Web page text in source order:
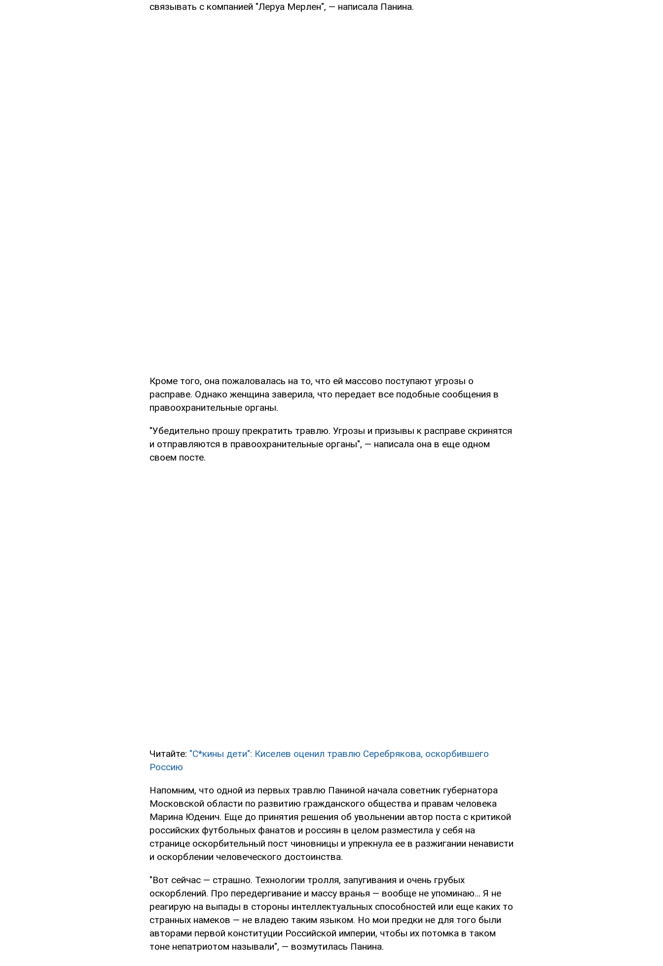
связывать с компанией "Леруа Мерлен", — написала Панина.
Кроме того, она пожаловалась на то, что ей массово поступают угрозы о
расправе. Однако женщина заверила, что передает все подобные сообщения в
правоохранительные органы.
"Убедительно прошу прекратить травлю. Угрозы и призывы к расправе скринятся
и отправляются в правоохранительные органы", — написала она в еще одном
своем посте.
Читайте: "С*кины дети": Киселев оценил травлю Серебрякова, оскорбившего
Россию
Напомним, что одной из первых травлю Паниной начала советник губернатора
Московской области по развитию гражданского общества и правам человека
Марина Юденич. Еще до принятия решения об увольнении автор поста с критикой
российских футбольных фанатов и россиян в целом разместила у себя на
странице оскорбительный пост чиновницы и упрекнула ее в разжигании ненависти
и оскорблении человеческого достоинства.
"Вот сейчас — страшно. Технологии тролля, запугивания и очень грубых
оскорблений. Про передергивание и массу вранья — вообще не упоминаю… Я не
реагирую на выпады в стороны интеллектуальных способностей или еще каких то
странных намеков — не владею таким языком. Но мои предки не для того были
авторами первой конституции Российской империи, чтобы их потомка в таком
тоне непатриотом называли", — возмутилась Панина.